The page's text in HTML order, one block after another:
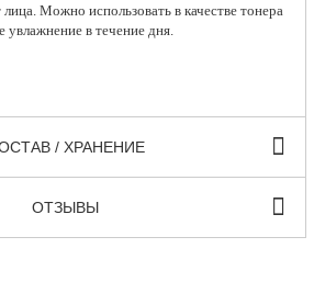
Можно использовать в качестве тонера
увлажнение в течение дня.
/ ХРАНЕНИЕ
ОТЗЫВЫ